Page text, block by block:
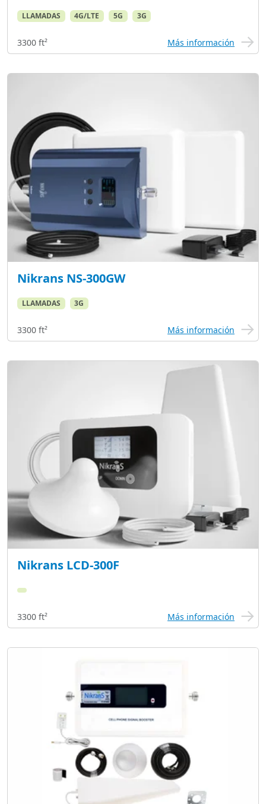
LLAMADAS 4G/LTE 5G 3G
3300 ft² Más información
Nikrans NS-300GW
LLAMADAS 3G
3300 ft² Más información
Nikrans LCD-300F
3300 ft² Más información